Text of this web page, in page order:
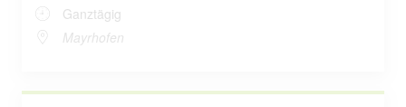
Ganztägig
Mayrhofen